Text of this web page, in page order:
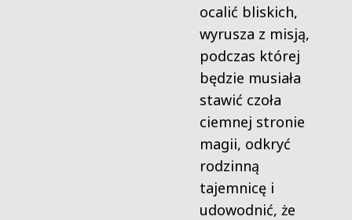
ocalić bliskich,
wyrusza z misją,
podczas której
będzie musiała
stawić czoła
ciemnej stronie
magii, odkryć
rodzinną
tajemnicę i
udowodnić, że